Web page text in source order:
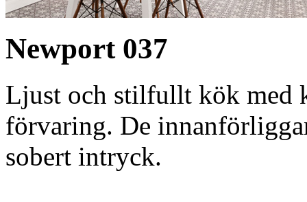
Newport 037
Ljust och stilfullt kök med
förvaring. De
sobert intryck.